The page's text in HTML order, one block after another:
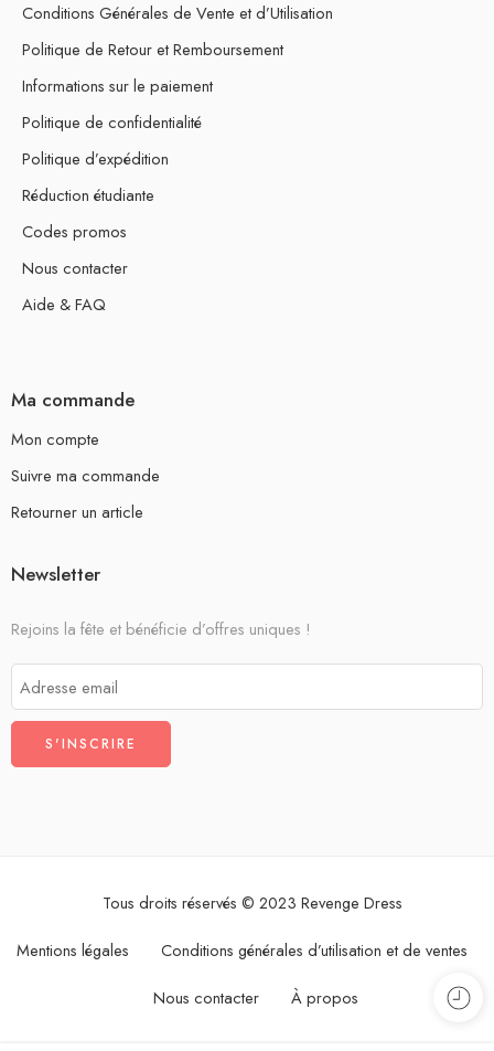
Conditions Générales de Vente et d’Utilisation
Politique de Retour et Remboursement
Informations sur le paiement
Politique de confidentialité
Politique d’expédition
Réduction étudiante
Codes promos
Nous contacter
Aide & FAQ
Ma commande
Mon compte
Suivre ma commande
Retourner un article
Newsletter
Rejoins la fête et bénéficie d’offres uniques !
Tous droits réservés © 2023 Revenge Dress
Mentions légales Conditions générales d’utilisation et de ventes
Nous contacter À propos